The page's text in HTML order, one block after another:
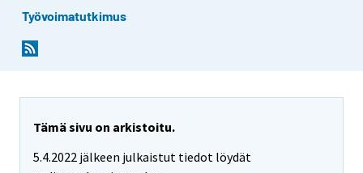
Työvoimatutkimus
Tämä sivu on arkistoitu.
5.4.2022 jälkeen julkaistut tiedot löydät